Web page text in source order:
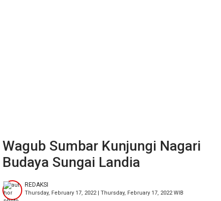
Wagub Sumbar Kunjungi Nagari
Budaya Sungai Landia
REDAKSI
Thursday, February 17, 2022 | Thursday, February 17, 2022 WIB